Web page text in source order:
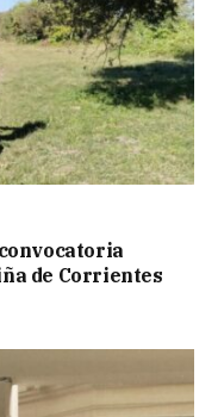
de Corrientes